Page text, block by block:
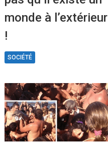
monde à l’extérieur
!
SOCIÉTÉ